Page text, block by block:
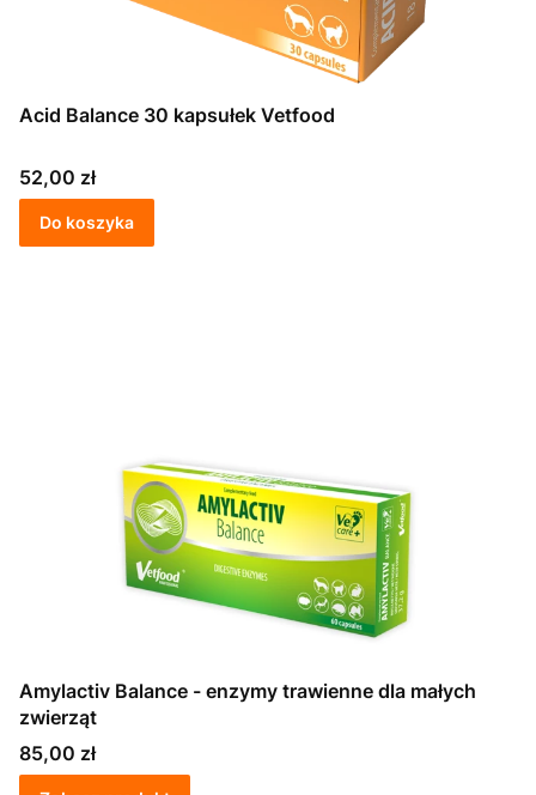
Acid Balance 30 kapsułek Vetfood
Cena
52,00 zł
Do koszyka
Amylactiv Balance - enzymy trawienne dla małych
zwierząt
Cena
85,00 zł